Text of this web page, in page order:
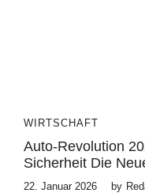
WIRTSCHAFT
Auto-Revolution
Sicherheit Die
22. Januar 2026 by